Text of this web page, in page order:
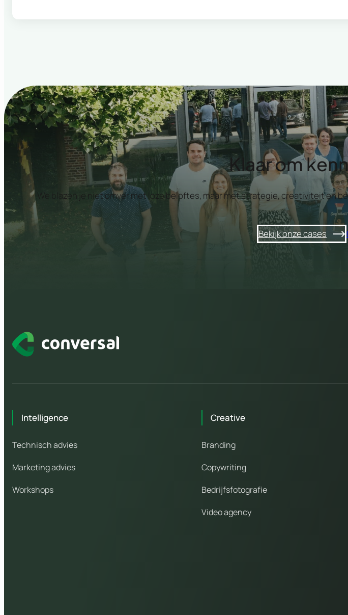
Klaar om
We blazen je niet omver met loze beloftes, maar met strategie, creativiteit en
Bekijk onze cases
Intelligence
Technisch advies
Marketing advies
Workshops
Creative
Branding
Copywriting
Bedrijfsfotografie
Video agency